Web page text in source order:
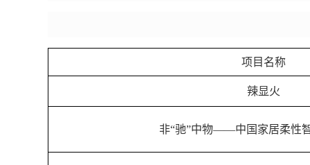
项目名称
辣显火
非“驰”中物——中国家居柔性